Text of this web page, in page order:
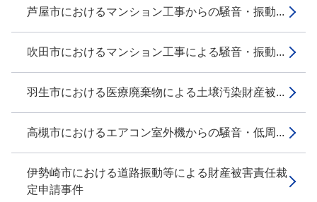
芦屋市におけるマンション工事からの騒音・振動...
吹田市におけるマンション工事による騒音・振動...
羽生市における医療廃棄物による土壌汚染財産被...
高槻市におけるエアコン室外機からの騒音・低周...
伊勢崎市における道路振動等による財産被害責任裁
定申請事件